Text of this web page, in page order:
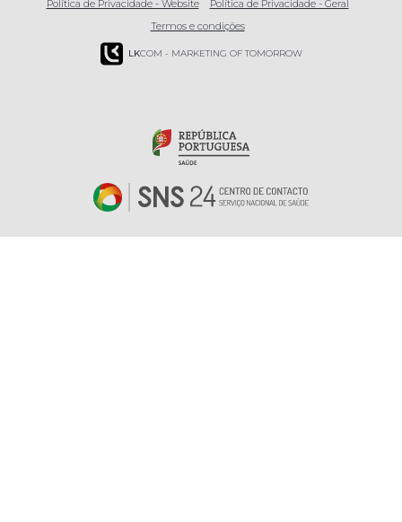
Política de Privacidade - Website
Política de Privacidade - Geral
Termos e condições
LKCOM - MARKETING OF TOMORROW